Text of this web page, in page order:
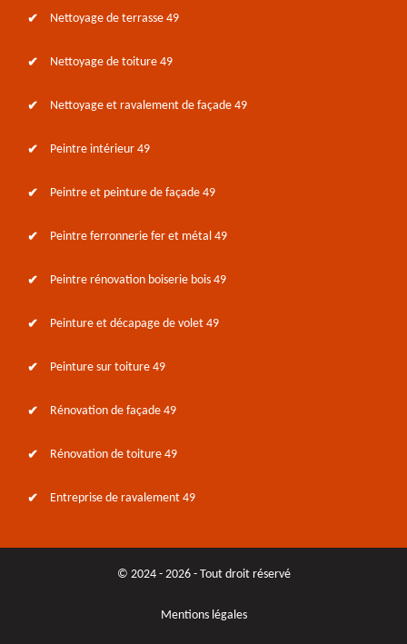
Nettoyage de terrasse 49
Nettoyage de toiture 49
Nettoyage et ravalement de façade 49
Peintre intérieur 49
Peintre et peinture de façade 49
Peintre ferronnerie fer et métal 49
Peintre rénovation boiserie bois 49
Peinture et décapage de volet 49
Peinture sur toiture 49
Rénovation de façade 49
Rénovation de toiture 49
Entreprise de ravalement 49
© 2024 - 2026 - Tout droit réservé
Mentions légales